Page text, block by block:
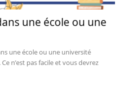
une école ou une
une école ou une université
n’est pas facile et vous devrez